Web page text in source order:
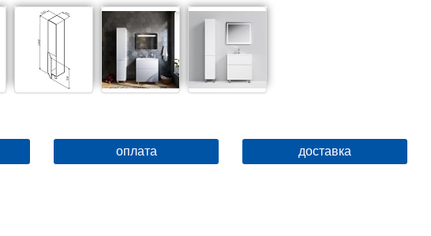
оплата доставка